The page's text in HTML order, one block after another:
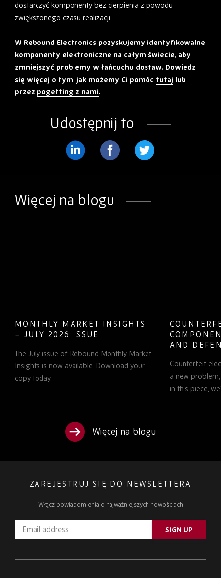
dostarczyć komponenty bez cierpienia z powodu
zwiększonego czasu realizacji.
W Rebound Electronics pozyskujemy identyfikowalne
komponenty elektroniczne na całym świecie, aby
zmniejszyć problemy w łańcuchu dostaw. Dowiedz
się więcej o tym, jak możemy Ci pomóc tutaj lub
przez pogetting z nami.
Udostępnij to
LinkedIn
Facebook Twitter
Więcej na blogu
MONTHLY MARKET INSIGHTS
– JULY 2026 ISSUE
The July issue of Rebound Monthly Market
Insights is now available. Download your
copy today.
AND
TO KNOW
Counterfeit
a new
in this piece,
Więcej na blogu
ZAREJESTRUJ SIĘ DO NEWSLETTERA
Włącz powiadomienia o najważniejszych nowościach
Email
address
ignore
SIGN UP